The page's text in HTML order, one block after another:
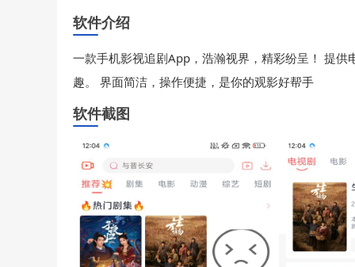
软件介绍
一款手机影视追剧App，浩瀚视界，精彩纷呈！ 提
趣。 界面简洁，操作便捷，是你的观影好帮手
软件截图